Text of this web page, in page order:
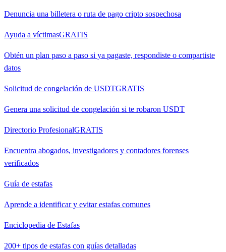
Denuncia una billetera o ruta de pago cripto sospechosa
Ayuda a víctimasGRATIS
Obtén un plan paso a paso si ya pagaste, respondiste o compartiste
datos
Solicitud de congelación de USDTGRATIS
Genera una solicitud de congelación si te robaron USDT
Directorio ProfesionalGRATIS
Encuentra abogados, investigadores y contadores forenses
verificados
Guía de estafas
Aprende a identificar y evitar estafas comunes
Enciclopedia de Estafas
200+ tipos de estafas con guías detalladas